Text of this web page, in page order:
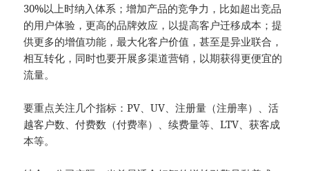
30%以上时纳入体系；增加产品的竞争力，比如超出竞品
的用户体验，更高的品牌效应，以提高客户迁移成本；提
供更多的增值功能，最大化客户价值，甚至是异业联合，
相互转化，同时也要开展多渠道营销，以期获得更便宜的
流量。
要重点关注几个指标：PV、UV、注册量（注册率）、活
越客户数、付费数（付费率）、续费量等、LTV、获客成
本等。